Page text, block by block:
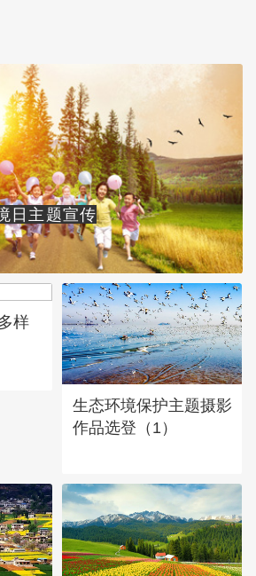
日主题宣传
样
生态环境保护主题摄影
作品选登（1）